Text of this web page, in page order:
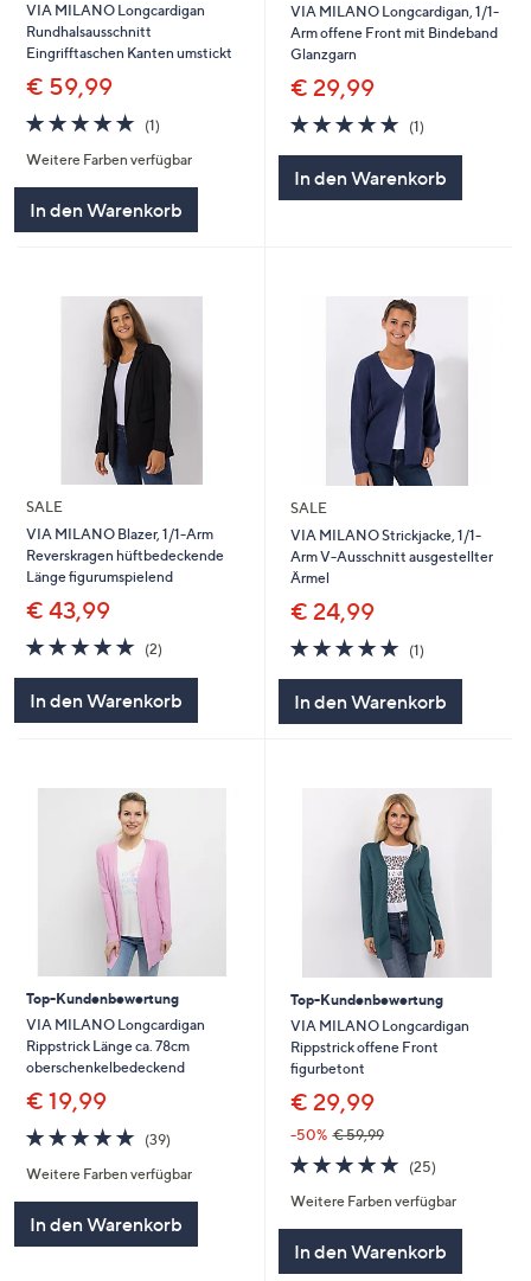
VIA MILANO Longcardigan
Rundhalsausschnitt
Eingrifftaschen Kanten umstickt
€ 59,99
5.0
von
5
(1)1
Weitere Farben verfügbar
In den Warenkorb
VIA MILANO Longcardigan, 1/1-
Arm offene Front mit Bindeband
Glanzgarn
€ 29,99
5.0
von
(1)1
In den Warenkorb
SALE
VIA MILANO Blazer, 1/1-Arm
Reverskragen hüftbedeckende
Länge figurumspielend
€ 43,99
5.0
von
(2)2
In den Warenkorb
SALE
VIA MILANO Strickjacke, 1/1-
Arm V-Ausschnitt ausgestellter
Ärmel
€ 24,99
5.0
von
(1)1
In den Warenkorb
Top-Kundenbewertung
VIA MILANO Longcardigan
Rippstrick Länge ca. 78cm
oberschenkelbedeckend
€ 19,99
4.8
von
5
(39)39
Weitere Farben verfügbar
In den Warenkorb
Top-Kundenbewertung
VIA MILANO Longcardigan
Rippstrick offene Front
figurbetont
€ 29,99
-50% € 59,99
4.7
von
5
(25)25
Weitere Farben verfügbar
In den Warenkorb